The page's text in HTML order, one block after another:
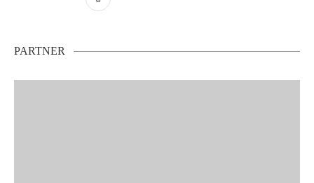
PARTNER